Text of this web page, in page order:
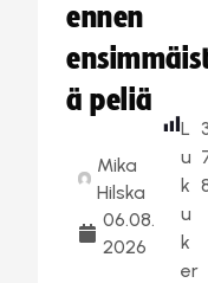
ennen
ä peliä
Mika
Hilska
06.08.
2026
L
u
k
u
k
er